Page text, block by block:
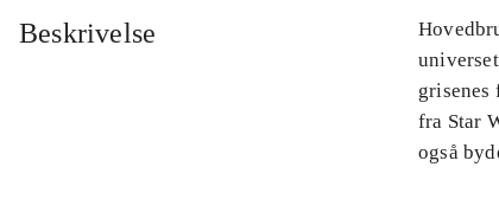
Beskrivelse
grisenes
fra Star
også